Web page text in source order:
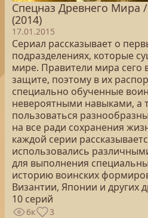
Спецназ Древнего Мира
(2014)
17.01.2015
Сериал рассказывает о
подразделениях, которые
мире. Правители мира сего
защите, поэтому в их
специально обученные
невероятными навыками, а
пользоваться
на все ради сохранения
каждой серии
использовались
для выполнения
историю воинских
Византии, Японии и других
10 серий
6к 3